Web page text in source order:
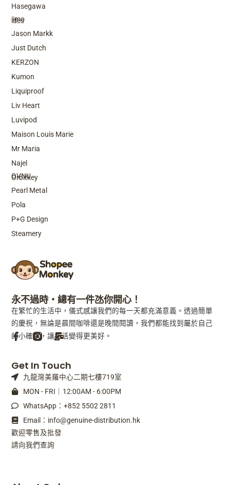
Top Brands
OVNU
Pearl Metal
Pola
P+G Design
Steamery
Top Brands
iimo
Jason Markk
Just Dutch
KERZON
Kumon
Liquiproof
Liv Heart
Luvipod
Maison Louis Marie
Mr Maria
Najel
Orbitkey
Hasegawa
ides
永不過時・總有一件氹你開心！
在繁忙的生活中，儀式感讓我們的每一天都充滿意義。透過簡單
的慶祝，無論是晨間咖啡還是晚間閱讀，我們都能找到屬於自己
的小確幸，讓生活變得更美好。
F
a
c
e
b
o
o
k
-
f
M
a
i
l
-
b
u
l
k
Get In Touch
九龍灣美羅中心二期七樓719室
MON - FRI｜12:00AM - 6:00PM
WhatsApp：+852 5502 2811
Email：info@genuine-distribution.hk
歡迎零售及批發
請向我們查詢